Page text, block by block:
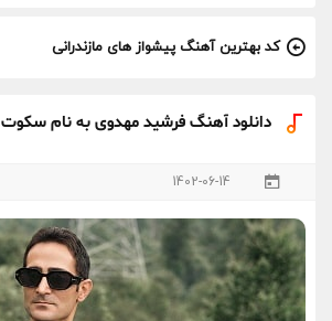
کد بهترین آهنگ پیشواز های مازندرانی
دانلود آهنگ فرشید مهدوی به نام سکوت
1402-06-14